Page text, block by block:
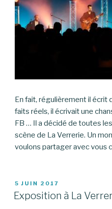
En fait, régulièrement il écrit
faits réels, il écrivait une
FB … Il a décidé de toutes
scène de La Verrerie. Un
voulons partager avec vous
PUBLIÉ
LE
5 JUIN 2017
Exposition à La